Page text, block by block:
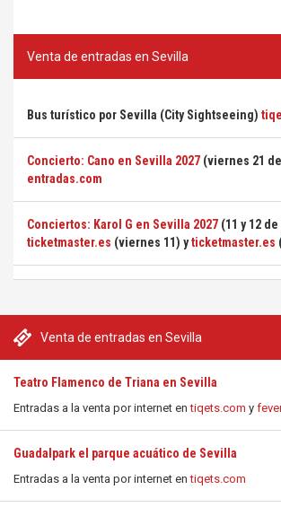
Venta de entradas en Sevilla
Teatro Flamenco de Triana en Sevilla
Entradas a la venta por internet entiqets.com y
Guadalpark el parque acuático de Sevilla
Entradas a la venta por internet entiqets.com
Venta de entradas en Sevilla
Bus turístico por Sevilla (City Sightseeing)
Concierto: Cano en Sevilla 2027 (viernes 21
entradas.com
Conciertos: Karol G en Sevilla 2027 (11 y 12
ticketmaster.es (viernes 11) yticketmaster.es